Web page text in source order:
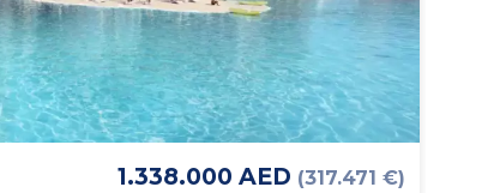
1.338.000 AED (317.471 €)